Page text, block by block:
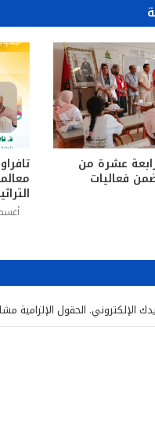
عشرة من
فعاليات
أغسطس
الإلكتروني. الحقول الإلزامية